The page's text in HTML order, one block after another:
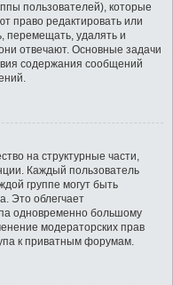
пользователей), которые
право редактировать или
перемещать, удалять и
отвечают. Основные задачи
содержания сообщений
на структурные части,
Каждый пользователь
группе могут быть
Это облегчает
одновременно большому
модераторских прав
к приватным форумам.